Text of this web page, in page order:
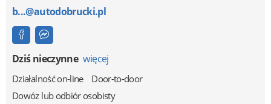
b...@autodobrucki.pl
Dziś nieczynne więcej
Działalność on-line
Door-to-door
Dowóz lub odbiór osobisty